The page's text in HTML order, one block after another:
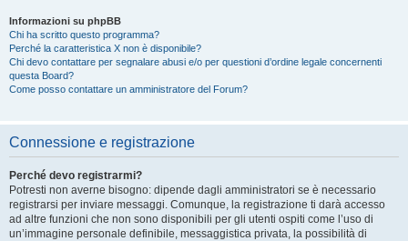
Informazioni su phpBB
Chi ha scritto questo programma?
Perché la caratteristica X non è disponibile?
Chi devo contattare per segnalare abusi e/o per questioni d’ordine legale concernenti
questa Board?
Come posso contattare un amministratore del Forum?
Connessione e registrazione
Perché devo registrarmi?
Potresti non averne bisogno: dipende dagli amministratori se è necessario
registrarsi per inviare messaggi. Comunque, la registrazione ti darà accesso
ad altre funzioni che non sono disponibili per gli utenti ospiti come l’uso di
un’immagine personale definibile, messaggistica privata, la possibilità di